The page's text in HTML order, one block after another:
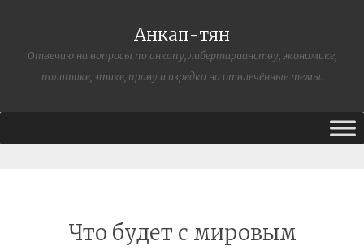
Анкап-тян
Отвечаю на вопросы по анкапу, либертарианству, экономике,
политике, этике, праву и изредка на отвлечённые темы.
Что будет с мировым